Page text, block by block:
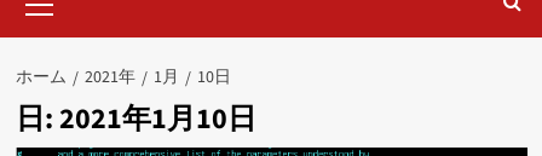
イ
ン
ニ
ュ
ー
ホーム 2021年 1月 10日
日:2021年1月10日